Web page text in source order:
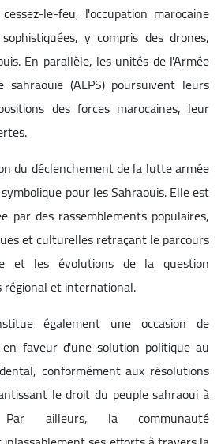
le-feu, l'occupation marocaine
y compris des drones,
En parallèle, les unités de l'Armée
sahraouie (ALPS) poursuivent leurs
des forces marocaines, leur
du déclenchement de la lutte armée
pour les Sahraouis. Elle est
par des rassemblements populaires,
et culturelles retraçant le parcours
et les évolutions de la question
et international.
également une occasion de
faveur d'une solution politique au
conformément aux résolutions
le droit du peuple sahraoui à
Par ailleurs, la communauté